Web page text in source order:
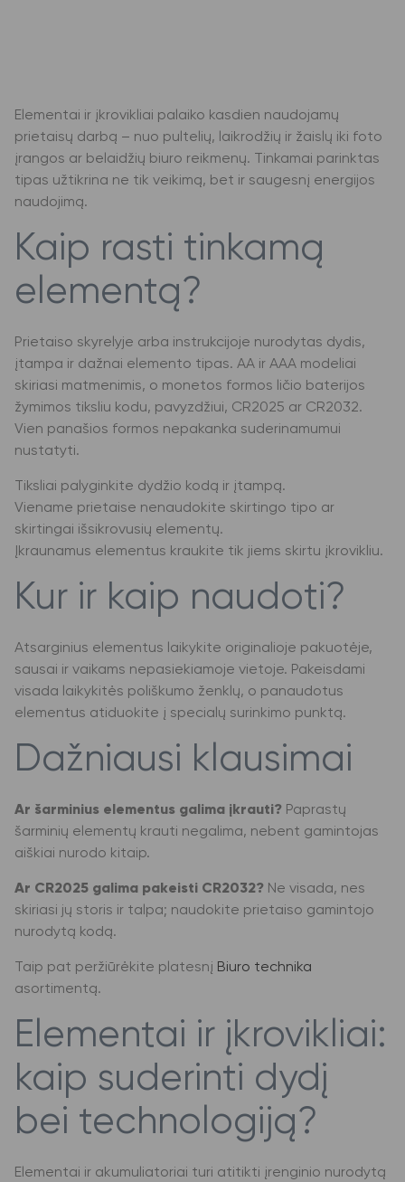
Elementai ir įkrovikliai palaiko kasdien naudojamų
prietaisų darbą – nuo pultelių, laikrodžių ir žaislų iki foto
įrangos ar belaidžių biuro reikmenų. Tinkamai parinktas
tipas užtikrina ne tik veikimą, bet ir saugesnį energijos
naudojimą.
Kaip rasti tinkamą
elementą?
Prietaiso skyrelyje arba instrukcijoje nurodytas dydis,
įtampa ir dažnai elemento tipas. AA ir AAA modeliai
skiriasi matmenimis, o monetos formos ličio baterijos
žymimos tiksliu kodu, pavyzdžiui, CR2025 ar CR2032.
Vien panašios formos nepakanka suderinamumui
nustatyti.
Tiksliai palyginkite dydžio kodą ir įtampą.
Viename prietaise nenaudokite skirtingo tipo ar
skirtingai išsikrovusių elementų.
Įkraunamus elementus kraukite tik jiems skirtu įkrovikliu.
Kur ir kaip naudoti?
Atsarginius elementus laikykite originalioje pakuotėje,
sausai ir vaikams nepasiekiamoje vietoje. Pakeisdami
visada laikykitės poliškumo ženklų, o panaudotus
elementus atiduokite į specialų surinkimo punktą.
Dažniausi klausimai
Ar šarminius elementus galima įkrauti? Paprastų
šarminių elementų krauti negalima, nebent gamintojas
aiškiai nurodo kitaip.
Ar CR2025 galima pakeisti CR2032? Ne visada, nes
skiriasi jų storis ir talpa; naudokite prietaiso gamintojo
nurodytą kodą.
Taip pat peržiūrėkite platesnį Biuro technika
asortimentą.
Elementai ir įkrovikliai:
kaip suderinti dydį
bei technologiją?
Elementai ir akumuliatoriai turi atitikti įrenginio nurodytą